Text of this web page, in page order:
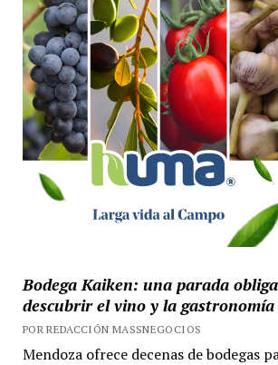
Bodega Kaiken: una parada
descubrir el vino y la gastronomía
POR REDACCIÓN MASSNEGOCIOS
Mendoza ofrece decenas de bodegas